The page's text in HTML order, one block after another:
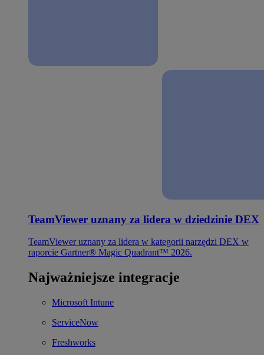
TeamViewer uznany za lidera w dziedzinie DEX
TeamViewer uznany za lidera w kategorii narzędzi DEX w
raporcie Gartner® Magic Quadrant™ 2026.
Najważniejsze integracje
Microsoft Intune
ServiceNow
Freshworks